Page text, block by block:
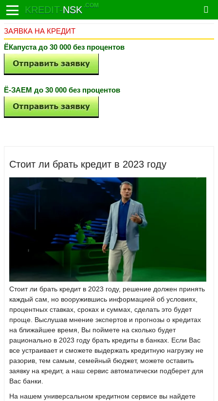
KREDIT-NSK .COM
ЗАЯВКА НА КРЕДИТ
ЁКапуста до 30 000 без процентов
Ё-ЗАЕМ до 30 000 без процентов
Стоит ли брать кредит в 2023 году
Стоит ли брать кредит в 2023 году, решение должен принять
каждый сам, но вооружившись информацией об условиях,
процентных ставках, сроках и суммах, сделать это будет
проще. Выслушав мнение экспертов и прогнозы о кредитах
на ближайшее время, Вы поймете на сколько будет
рационально в 2023 году брать кредиты в банках. Если Вас
все устраивает и сможете выдержать кредитную нагрузку не
разорив, тем самым, семейный бюджет, можете оставить
заявку на кредит, а наш сервис автоматически подберет для
Вас банки.
На нашем универсальном кредитном сервисе вы найдете